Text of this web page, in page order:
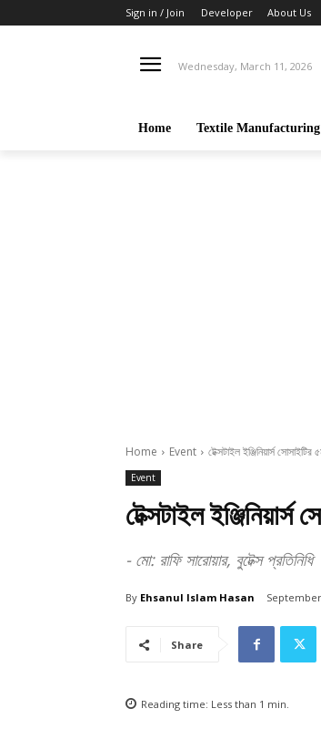
Sign in / Join Developer About Us
Wednesday, March 11, 2026
Home Textile Manufacturing
Home Event টেক্সটাইল ইঞ্জিনিয়ার্স সোসাইটির
Event
টেক্সটাইল ইঞ্জিনিয়ার্স
- মো: রাফি সারোয়ার, বুটেক্স প্রতিনিধি
By Ehsanul Islam Hasan
Share
Reading time: Less than 1 min.